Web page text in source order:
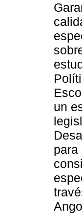
un
para